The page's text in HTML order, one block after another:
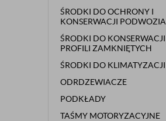
ŚRODKI DO OCHRONY I
KONSERWACJI PODWOZIA
ŚRODKI DO KONSERWACJI
PROFILI ZAMKNIĘTYCH
ŚRODKI DO KLIMATYZACJI
ODRDZEWIACZE
PODKŁADY
TAŚMY MOTORYZACYJNE